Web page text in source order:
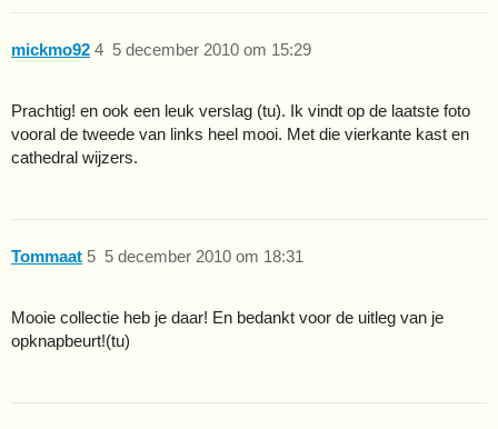
mickmo92 5 december 2010 om 15:29
4
Prachtig! en ook een leuk verslag (tu). Ik vindt op de laatste foto
vooral de tweede van links heel mooi. Met die vierkante kast en
cathedral wijzers.
Tommaat 5 december 2010 om 18:31
5
Mooie collectie heb je daar! En bedankt voor de uitleg van je
opknapbeurt!(tu)